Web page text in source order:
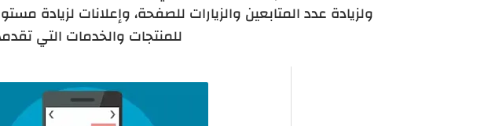
ولزيادة عدد المتابعين والزيارات للصفحة، وإعلانات لزيادة
للمنتجات والخدمات التي